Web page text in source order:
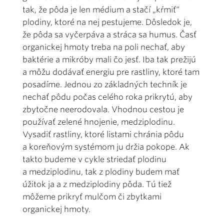
tak, že pôda je len médium a stačí „kŕmiť“
plodiny, ktoré na nej pestujeme. Dôsledok je,
že pôda sa vyčerpáva a stráca sa humus. Časť
organickej hmoty treba na poli nechať, aby
baktérie a mikróby mali čo jesť. Iba tak prežijú
a môžu dodávať energiu pre rastliny, ktoré tam
posadíme. Jednou zo základných techník je
nechať pôdu počas celého roka prikrytú, aby
zbytočne neerodovala. Vhodnou cestou je
používať zelené hnojenie, medziplodinu.
Vysadiť rastliny, ktoré listami chránia pôdu
a koreňovým systémom ju držia pokope. Ak
takto budeme v cykle striedať plodinu
a medziplodinu, tak z plodiny budem mať
úžitok ja a z medziplodiny pôda. Tú tiež
môžeme prikryť mulčom či zbytkami
organickej hmoty.